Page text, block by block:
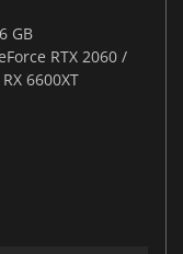
GB
RTX 2060 /
6600XT